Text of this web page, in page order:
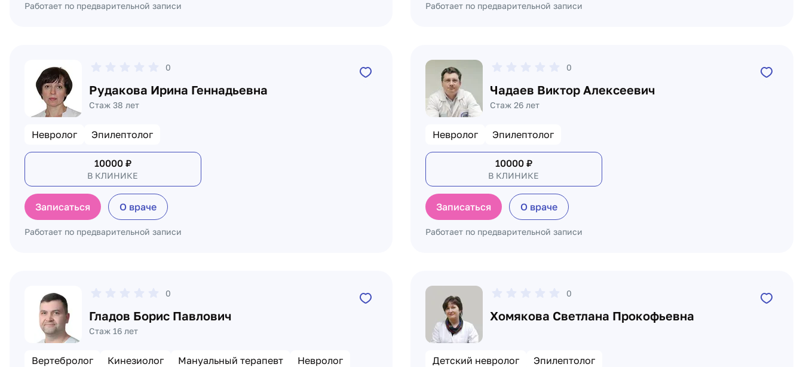
Работает по предварительной записи Работает по предварительной записи
0
Рудакова Ирина Геннадьевна
Стаж 38 лет
Невролог Эпилептолог
10000₽
В КЛИНИКЕ
Записаться О враче
Работает по предварительной записи
0
Чадаев Виктор Алексеевич
Стаж 26 лет
Невролог Эпилептолог
10000₽
В КЛИНИКЕ
Записаться О враче
Работает по предварительной записи
0
Гладов Борис Павлович
Стаж 16 лет
Вертебролог Кинезиолог Мануальный терапевт
Невролог
0
Хомякова Светлана Прокофьевна
Детский невролог Эпилептолог